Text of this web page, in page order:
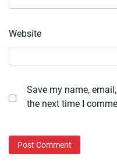
Website
Save my name,
the next time I